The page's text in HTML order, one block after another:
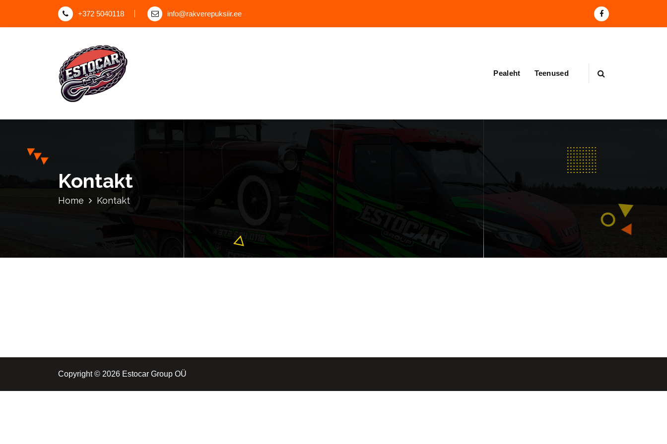
+372 5040118 info@rakverepuksiir.ee
Pealeht Teenused
Kontakt
Home Kontakt
Copyright © 2026 Estocar Group OÜ